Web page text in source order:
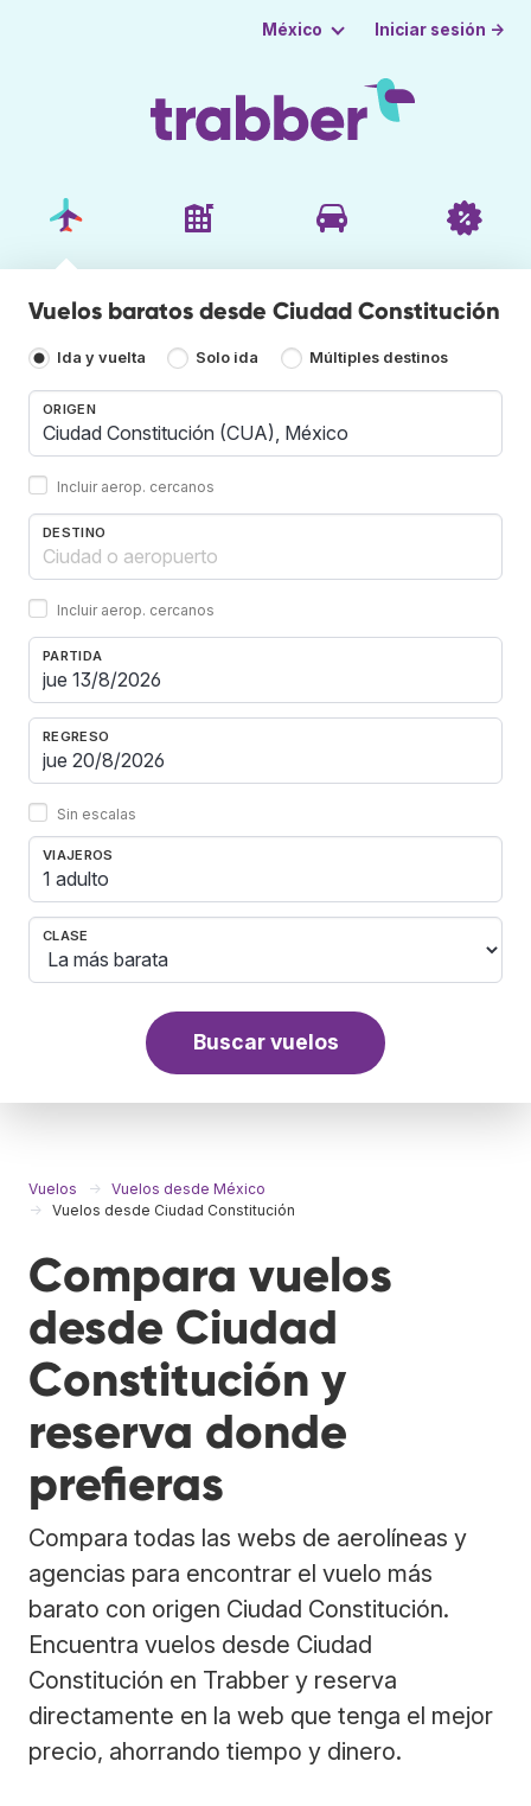
México Iniciar sesión →
Vuelos baratos desde Ciudad Constitución
Ida y vuelta Solo ida Múltiples destinos
ORIGEN
Incluir aerop. cercanos
DESTINO
Incluir aerop. cercanos
PARTIDA
REGRESO
Sin escalas
VIAJEROS
1 adulto
CLASE
Buscar vuelos
Vuelos
Vuelos desde México
Vuelos desde Ciudad Constitución
Compara vuelos
desde Ciudad
Constitución y
reserva donde
prefieras
Compara todas las webs de aerolíneas y
agencias para encontrar el vuelo más
barato con origen Ciudad Constitución.
Encuentra vuelos desde Ciudad
Constitución en Trabber y reserva
directamente en la web que tenga el mejor
precio, ahorrando tiempo y dinero.